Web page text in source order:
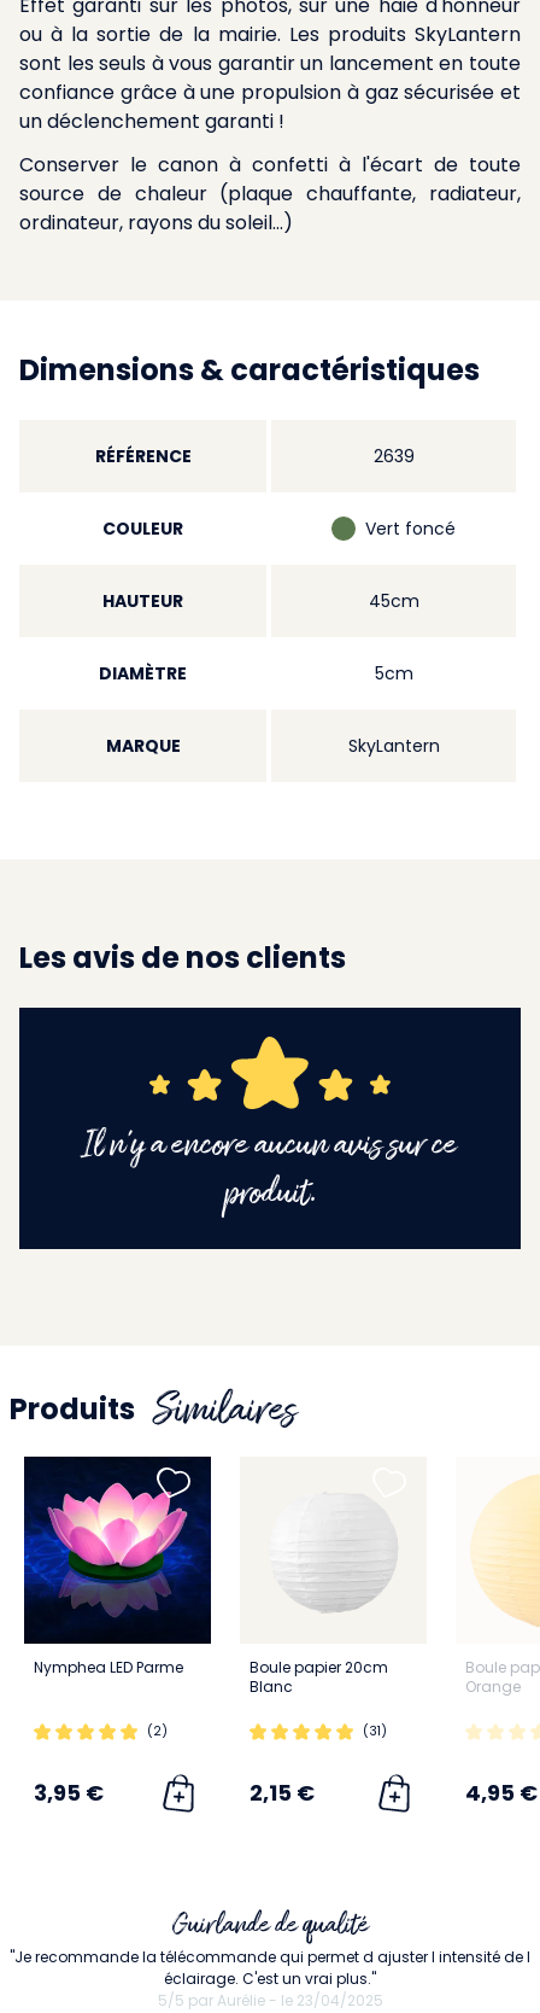
ou à la sortie de la mairie. Les produits SkyLantern
sont les seuls à vous garantir un lancement en toute
confiance grâce à une propulsion à gaz sécurisée et
un déclenchement garanti !
Conserver le canon à confetti à l'écart de toute
source de chaleur (plaque chauffante, radiateur,
ordinateur, rayons du soleil...)
Dimensions & caractéristiques
RÉFÉRENCE 2639
COULEUR Vert foncé
HAUTEUR 45cm
DIAMÈTRE 5cm
MARQUE SkyLantern
Les avis de nos clients
Il n'y a encore aucun avis sur ce
produit.
Produits Similaires
Nymphea LED Parme
(2)
3,95 €
Boule papier 20cm
Blanc
(31)
2,15 €
Boule
Orange
4,95 €
Guirlande de qualité
"Je recommande la télécommande qui permet d ajuster l intensité de l
éclairage. C'est un vrai plus."
5/5 par Aurélie - le 23/04/2025